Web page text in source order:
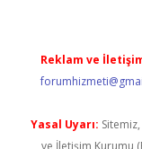
Reklam ve
Yasal Uyarı:
ve İletişim Kurumu